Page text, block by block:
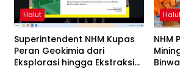
Halut
Superintendent NHM Kupas
Peran Geokimia dari
Eksplorasi hingga Ekstraksi
NHM